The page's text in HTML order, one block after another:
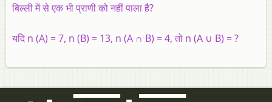
बिल्ली में से एक भी प्राणी को नहीं पाला है?
यदि n (A) = 7, n (B) = 13, n (A ∩ B) = 4, तो n (A ∪ B) = ?